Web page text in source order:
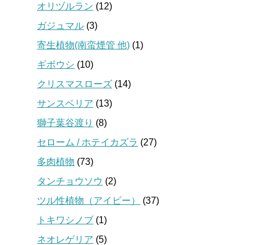
オリヅルラン (12)
ガジュマル (3)
寄生植物(南蛮煙管 他) (1)
ギボウシ (10)
クリスマスローズ (14)
サンスベリア (13)
獅子葉谷渡り (8)
セローム / ホテイカズラ (27)
多肉植物 (73)
タンチョウソウ (2)
ツル性植物（アイビー）
(37)
トキワシノブ (1)
ネオレゲリア (5)